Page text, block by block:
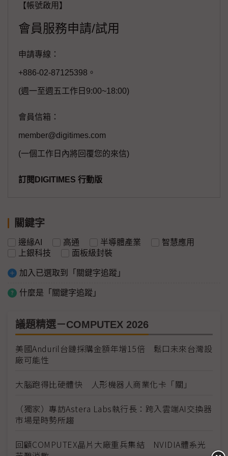
【帳號啟用】
會員服務申請/試用
申請專線：
+886-02-87125398。
(週一至週五工作日9:00~18:00)
會員信箱：
member@digitimes.com
(一個工作日內將回覆您的來信)
訂閱DIGITIMES 行動版
關鍵字
邊緣AI 高通 半導體產業
智慧應用
上銀科技
面板級封裝
加入已選取到「關鍵字追蹤」
什麼是「關鍵字追蹤」
議題精選－COMPUTEX 2026
美國Anduril台鏈採購金額年增15倍 鬆口未來台灣設
廠可能性
大腦跑得比硬體快 人形機器人商業化卡「關」
（獨家）專訪Astera Labs執行長：跨入雲端AI交換器
市場是時勢所趨
回顧COMPUTEX晶片大廠重兵集結 NVIDIA體系光